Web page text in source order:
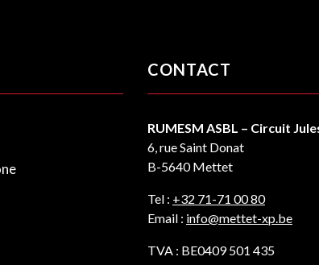
CONTACT
RUMESM ASBL – Circuit
6, rue Saint Donat
B-5640 Mettet
Tel : +32 71-71 00 80
Email : info@mettet-xp.be
TVA : BE0409 501 435